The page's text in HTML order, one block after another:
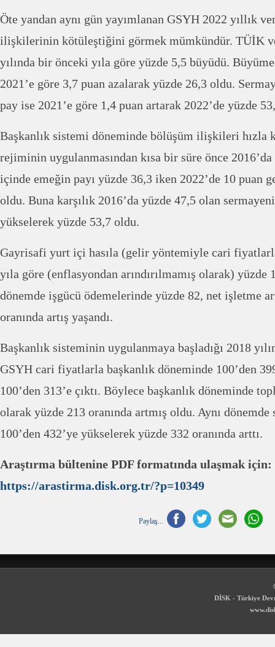
Öte yandan aynı gün yayımlanan GSYH 2022 yıllık
ilişkilerinin kötüleştiğini görmek mümkündür. TÜİK
yılında bir önceki yıla göre yüzde 5,5 büyüdü.
2021’e göre 3,7 puan azalarak yüzde 26,3 oldu.
pay ise 2021’e göre 1,4 puan artarak 2022’de yüzde
Başkanlık sistemi döneminde bölüşüm ilişkileri hızla
rejiminin uygulanmasından kısa bir süre önce
içinde emeğin payı yüzde 36,3 iken 2022’de 10 puan
oldu. Buna karşılık 2016’da yüzde 47,5 olan
yükselerek yüzde 53,7 oldu.
Gayrisafi yurt içi hasıla (gelir yöntemiyle cari
yıla göre (enflasyondan arındırılmamış olarak) yüzde
dönemde işgücü ödemelerinde yüzde 82, net işletme
oranında artış yaşandı.
Başkanlık sisteminin uygulanmaya başladığı 2018
GSYH cari fiyatlarla başkanlık döneminde 100’den
100’den 313’e çıktı. Böylece başkanlık döneminde
olarak yüzde 213 oranında artmış oldu. Aynı
100’den 432’ye yükselerek yüzde 332 oranında arttı.
Araştırma bültenine PDF formatında ulaşmak için:
https://arastirma.disk.org.tr/?p=10349
Paylaş...
DİSK - Türkiye